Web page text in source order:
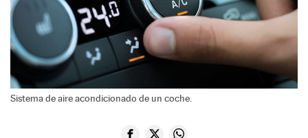
Sistema de aire acondicionado de un coche.